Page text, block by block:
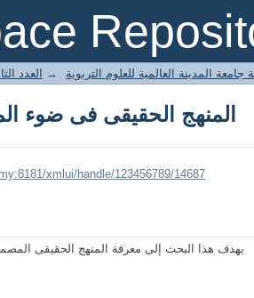
المنهج الحقيقى فى ضوء
جامعة المدينة العالمية للعلوم التربوية → العدد
المنهج الحقيقى فى ضوء
xmlui/handle/123456789/14687
يهدف هذا البحث إلى معرفة المنهج الحقيقى